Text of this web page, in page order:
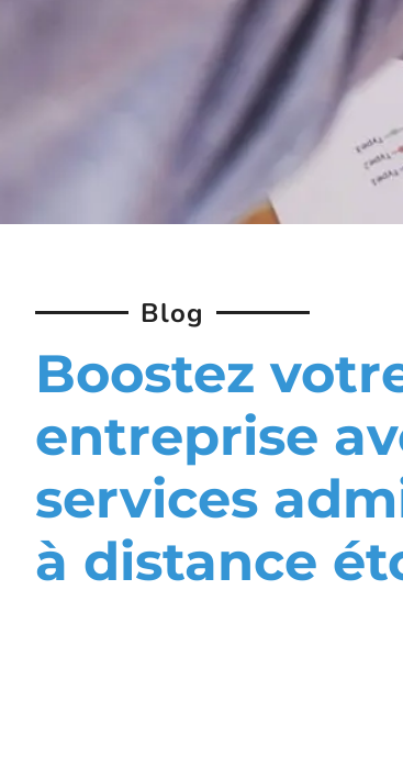
Blog
Boostez
entreprise
services
à distance